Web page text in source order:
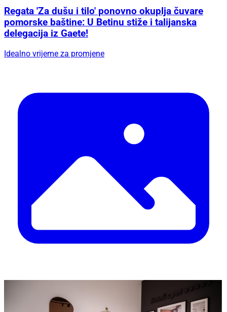
Regata 'Za dušu i tilo' ponovno okuplja čuvare
pomorske baštine: U Betinu stiže i talijanska
delegacija iz Gaete!
Idealno vrijeme za promjene